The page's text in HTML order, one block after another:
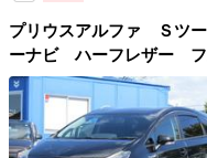
プリウスアルファ Ｓツ
ーナビ ハーフレザー フ